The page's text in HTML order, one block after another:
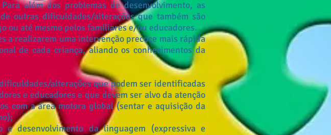
além dos problemas de desenvolvimento, as
outras dificuldades/alterações que também são
ou até mesmo pelos familiares e/ou educadores.
realizarem uma intervenção precoce mais rápida
de cada criança, aliando os conhecimentos da
alterações que podem ser identificadas
e educadores e que devem ser alvo da atenção
com a área motora global (sentar e aquisição da
desenvolvimento da linguagem (expressiva e